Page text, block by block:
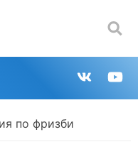
по фризби